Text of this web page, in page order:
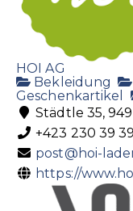
HOI AG
Bekleidung
Geschenkartikel
Städtle 35,
+423 230 39 39
post@hoi-
https://